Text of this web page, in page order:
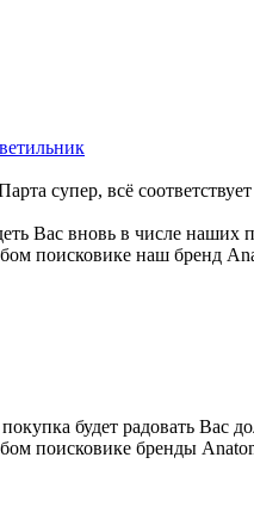
супер, всё
Вас вновь в числе наших
поисковике наш бренд
будет радовать Вас
поисковике бренды